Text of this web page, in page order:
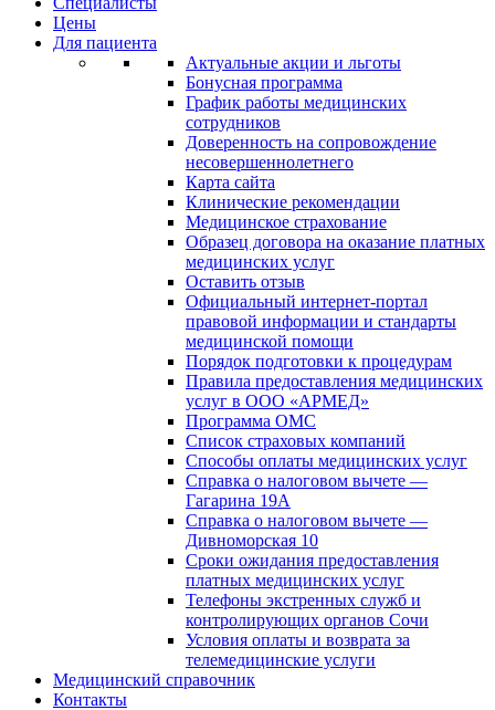
Цены
Для пациента
Актуальные акции и льготы
Бонусная программа
График работы медицинских
сотрудников
Доверенность на сопровождение
несовершеннолетнего
Карта сайта
Клинические рекомендации
Медицинское страхование
Образец договора на оказание платных
медицинских услуг
Оставить отзыв
Официальный интернет-портал
правовой информации и стандарты
медицинской помощи
Порядок подготовки к процедурам
Правила предоставления медицинских
услуг в ООО «АРМЕД»
Программа ОМС
Список страховых компаний
Способы оплаты медицинских услуг
Справка о налоговом вычете —
Гагарина 19А
Справка о налоговом вычете —
Дивноморская 10
Сроки ожидания предоставления
платных медицинских услуг
Телефоны экстренных служб и
контролирующих органов Сочи
Условия оплаты и возврата за
телемедицинские услуги
Медицинский справочник
Контакты